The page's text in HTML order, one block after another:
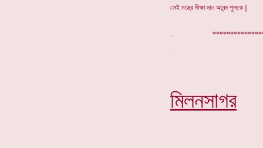
সেই মন্ত্রে দীক্ষা দাও আনন্দ পুলকে ||
.
মিলনসাগর